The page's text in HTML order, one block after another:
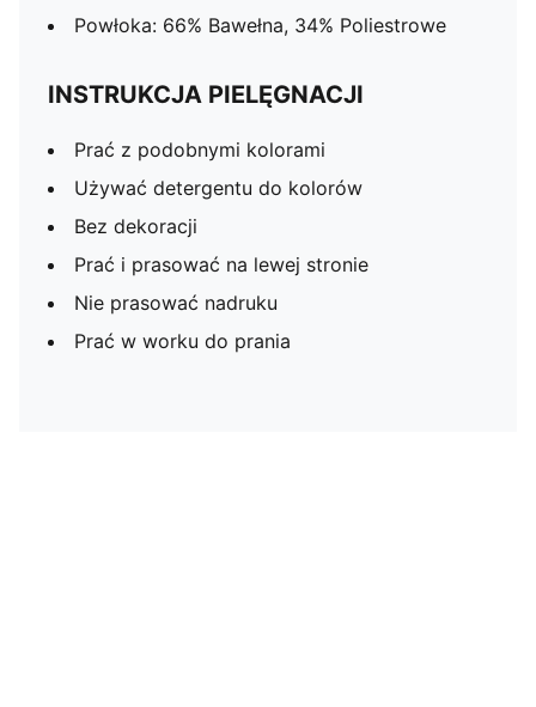
Powłoka: 66% Bawełna, 34% Poliestrowe
INSTRUKCJA PIELĘGNACJI
Prać z podobnymi kolorami
Używać detergentu do kolorów
Bez dekoracji
Prać i prasować na lewej stronie
Nie prasować nadruku
Prać w worku do prania